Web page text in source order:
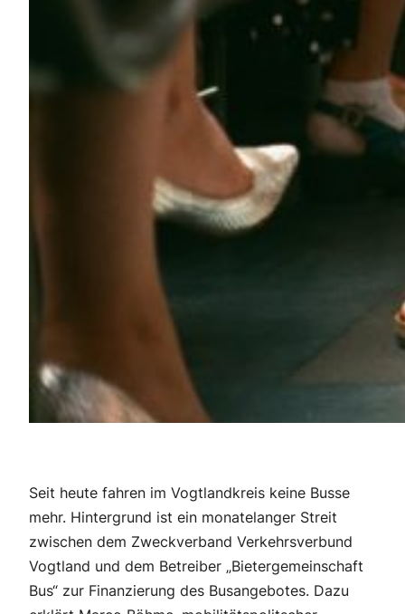
Seit heute fahren im Vogtlandkreis keine Busse
mehr. Hintergrund ist ein monatelanger Streit
zwischen dem Zweckverband Verkehrsverbund
Vogtland und dem Betreiber „Bietergemeinschaft
Bus“ zur Finanzierung des Busangebotes. Dazu